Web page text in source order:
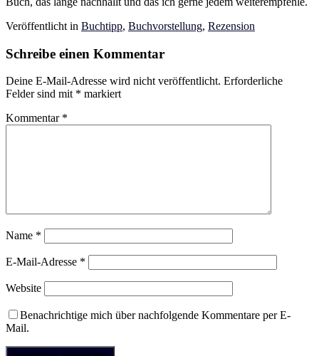
Veröffentlicht in Buchtipp, Buchvorstellung, Rezension
Schreibe einen Kommentar
Deine E-Mail-Adresse wird nicht veröffentlicht. Erforderliche
Felder sind mit * markiert
Kommentar *
Name *
E-Mail-Adresse *
Website
Benachrichtige mich über nachfolgende Kommentare per E-
Mail.